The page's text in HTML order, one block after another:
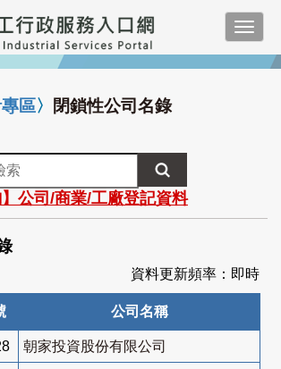
區〉 閉鎖性公司名錄
】公司/商業/工廠登記資料
資料更新頻率：即時
公司名稱
朝家投資股份有限公司